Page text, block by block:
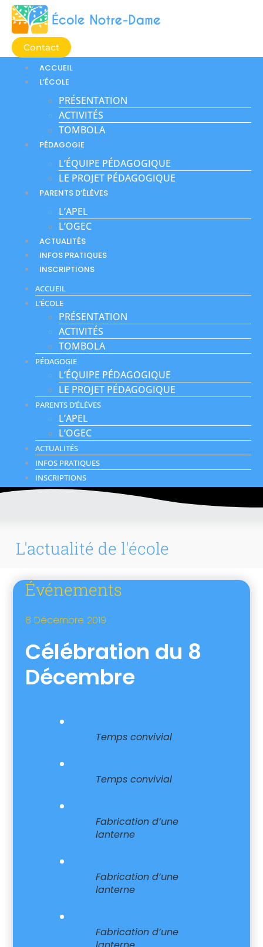
Aller
contenu
Contact
ACCUEIL
L’ÉCOLE
PRÉSENTATION
ACTIVITÉS
TOMBOLA
PÉDAGOGIE
L’ÉQUIPE PÉDAGOGIQUE
LE PROJET PÉDAGOGIQUE
PARENTS D’ÉLÈVES
L’APEL
L’OGEC
ACTUALITÉS
INFOS PRATIQUES
INSCRIPTIONS
ACCUEIL
L’ÉCOLE
PRÉSENTATION
ACTIVITÉS
TOMBOLA
PÉDAGOGIE
L’ÉQUIPE PÉDAGOGIQUE
LE PROJET PÉDAGOGIQUE
PARENTS D’ÉLÈVES
L’APEL
L’OGEC
ACTUALITÉS
INFOS PRATIQUES
INSCRIPTIONS
L'actualité de l'école
Événements
8 Décembre 2019
Célébration du 8
Décembre
Temps convivial
Temps convivial
Fabrication d’une
lanterne
Fabrication d’une
lanterne
Fabrication d’une